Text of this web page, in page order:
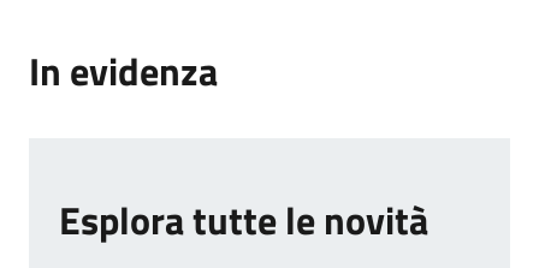
In evidenza
Esplora tutte le novità